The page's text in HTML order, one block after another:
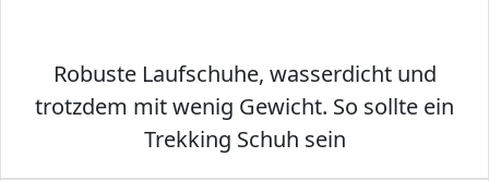
Robuste Laufschuhe, wasserdicht und
trotzdem mit wenig Gewicht. So sollte ein
Trekking Schuh sein